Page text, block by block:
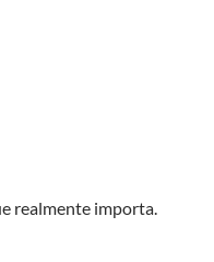
realmente importa.